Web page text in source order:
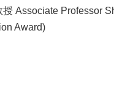
授 Associate Professor
Award)